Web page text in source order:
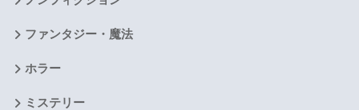
ファンタジー・魔法
ホラー
ミステリー